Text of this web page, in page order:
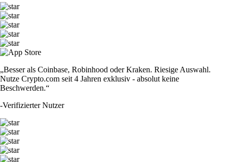
„Besser als Coinbase, Robinhood oder Kraken. Riesige Auswahl.
Nutze Crypto.com seit 4 Jahren exklusiv - absolut keine
Beschwerden.“
-Verifizierter Nutzer